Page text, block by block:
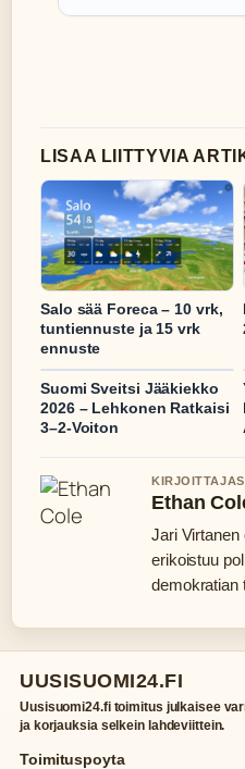
LISAA LIITTYVIA
Salo sää Foreca – 10 vrk,
tuntiennuste ja 15 vrk
ennuste
Suomi Sveitsi Jääkiekko
2026 – Lehkonen Ratkaisi
3–2-Voiton
Ethan
Jari Virtanen
erikoistuu
demokratian
UUSISUOMI24.FI
Uusisuomi24.fi toimitus julkaisee
ja korjauksia selkein lahdeviittein.
Toimituspoyta